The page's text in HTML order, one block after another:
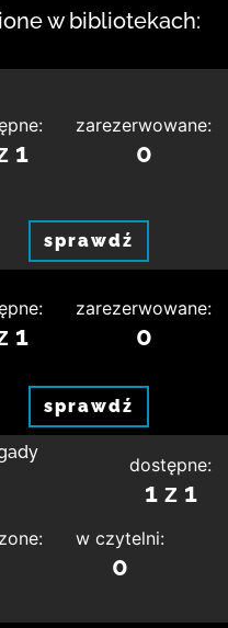
w bibliotekach:
1
zarezerwowane:
0
sprawdź
1
zarezerwowane:
0
sprawdź
dostępne:
1 z 1
w czytelni:
0